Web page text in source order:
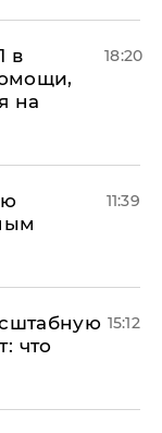
в
на
18:20
11:39
что
15:12